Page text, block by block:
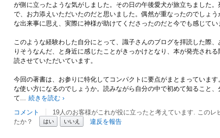
が側に立ったような気がしました。その日の午後愛犬が旅立ちました
で、お力添えいただいたのだと思いました。偶然が重なったのでしょ
な出来事に思え、実際に神様が助けてくださったのだと今でも感じてい
このような経験わした自分にとって、識子さんのブログを拝読した際
りそうなんだ、と身近に感じたことがきっかけとなり、本が発売され
読させていただいています。
今回の著書は、お参りに特化してコンパクトに要点がまとまっていま
な使い方になるのでしょうか。読みながら自分の中で初めて知ること
て
続きを読む ›
コメント
19人のお客様がこれが役に立ったと考えています. このレ
たか？
はい いいえ 違反を報告